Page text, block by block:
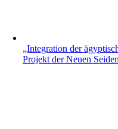
„Integration der
Projekt der Neuen